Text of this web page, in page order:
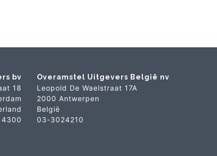
bv
18
Overamstel Uitgevers België nv
Leopold De Waelstraat 17A
2000 Antwerpen
België
03-3024210